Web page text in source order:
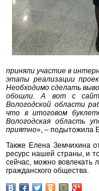
приняли участие в
этапы реализации
Необходимо сделать
обошли. А вот с
Вологодской области
что в итоговом
Вологодская область
приятно», – подытожила
Также Елена Земчихина
ресурс нашей страны, и
сейчас, можно вовлекать
гражданского общества.